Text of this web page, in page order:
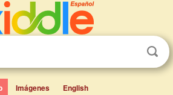
Imágenes English